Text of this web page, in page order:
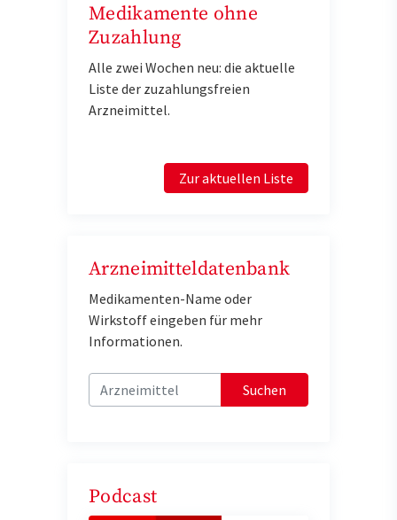
Medikamente ohne
Zuzahlung
Alle zwei Wochen neu: die aktuelle
Liste der zuzahlungsfreien
Arzneimittel.
Zur aktuellen Liste
Arzneimitteldatenbank
Medikamenten-Name oder
Wirkstoff eingeben für mehr
Informationen.
Suchen
Podcast